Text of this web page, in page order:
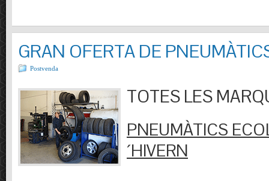
GRAN OFERTA DE
Postvenda
TOTES LES
PNEUMÀTICS
´HIVERN